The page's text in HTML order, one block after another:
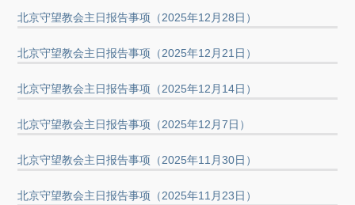
北京守望教会主日报告事项（2025年12月28日）
北京守望教会主日报告事项（2025年12月21日）
北京守望教会主日报告事项（2025年12月14日）
北京守望教会主日报告事项（2025年12月7日）
北京守望教会主日报告事项（2025年11月30日）
北京守望教会主日报告事项（2025年11月23日）